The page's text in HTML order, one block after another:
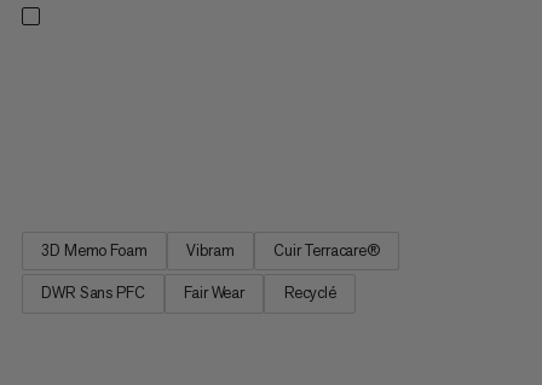
3D Memo Foam Vibram Cuir Terracare®
DWR Sans PFC Fair Wear Recyclé